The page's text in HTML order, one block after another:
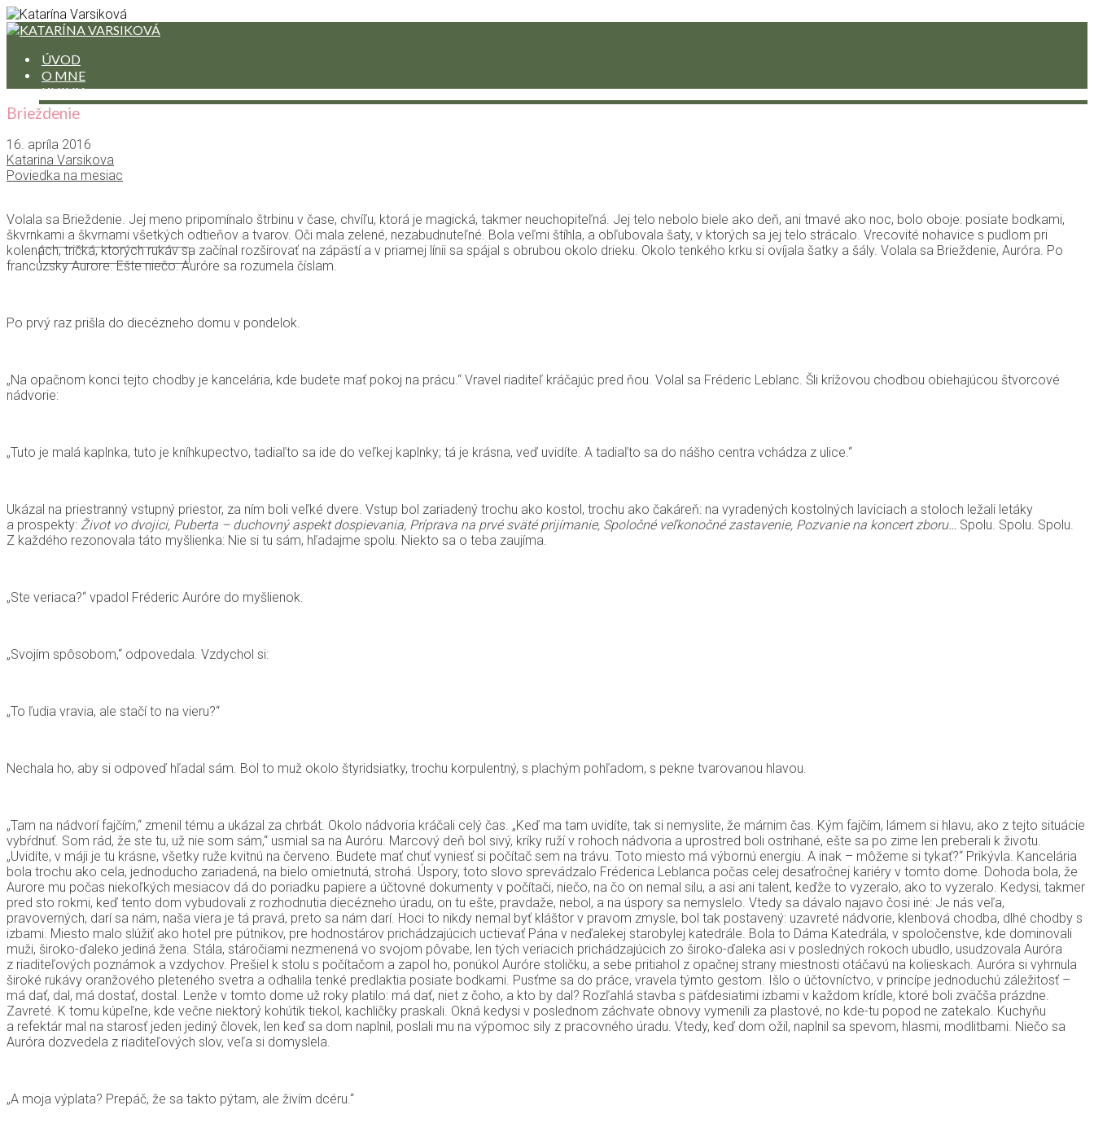
ÚVOD
O MNE
KNIHY
POVIEDKA NA MESIAC
RECENZIE NA KNIHY ČÍTANÝCH AUTOROV
ÚRYVKY Z RUKOPISOV
PREKLADY
BLOG
KONTAKT
Brieždenie
16. apríla 2016
Katarina Varsikova
Poviedka na mesiac
Volala sa Brieždenie. Jej meno pripomínalo štrbinu v čase, chvíľu, ktorá je magická, takmer neuchopiteľná. Jej telo nebolo biele ako deň, ani tmavé ako noc, bolo oboje: posiate bodkami,
škvrnkami a škvrnami všetkých odtieňov a tvarov. Oči mala zelené, nezabudnuteľné. Bola veľmi štíhla, a obľubovala šaty, v ktorých sa jej telo strácalo. Vrecovité nohavice s pudlom pri
kolenách, tričká, ktorých rukáv sa začínal rozširovať na zápästí a v priamej línii sa spájal s obrubou okolo drieku. Okolo tenkého krku si ovíjala šatky a šály. Volala sa Brieždenie, Auróra. Po
francúzsky Aurore. Ešte niečo: Auróre sa rozumela číslam.
Po prvý raz prišla do diecézneho domu v pondelok.
„Na opačnom konci tejto chodby je kancelária, kde budete mať pokoj na prácu.“ Vravel riaditeľ kráčajúc pred ňou. Volal sa Fréderic Leblanc. Šli krížovou chodbou obiehajúcou štvorcové
nádvorie:
„Tuto je malá kaplnka, tuto je kníhkupectvo, tadiaľto sa ide do veľkej kaplnky; tá je krásna, veď uvidíte. A tadiaľto sa do nášho centra vchádza z ulice.“
Ukázal na priestranný vstupný priestor, za ním boli veľké dvere. Vstup bol zariadený trochu ako kostol, trochu ako čakáreň: na vyradených kostolných laviciach a stoloch ležali letáky
a prospekty: Život vo dvojici, Puberta – duchovný aspekt dospievania, Príprava na prvé sväté prijímanie, Spoločné veľkonočné zastavenie, Pozvanie na koncert zboru… Spolu. Spolu. Spolu.
Z každého rezonovala táto myšlienka: Nie si tu sám, hľadajme spolu. Niekto sa o teba zaujíma.
„Ste veriaca?“ vpadol Fréderic Auróre do myšlienok.
„Svojím spôsobom,“ odpovedala. Vzdychol si:
„To ľudia vravia, ale stačí to na vieru?“
Nechala ho, aby si odpoveď hľadal sám. Bol to muž okolo štyridsiatky, trochu korpulentný, s plachým pohľadom, s pekne tvarovanou hlavou.
„Tam na nádvorí fajčím,“ zmenil tému a ukázal za chrbát. Okolo nádvoria kráčali celý čas. „Keď ma tam uvidíte, tak si nemyslite, že márnim čas. Kým fajčím, lámem si hlavu, ako z tejto situácie
vybŕdnuť. Som rád, že ste tu, už nie som sám,“ usmial sa na Auróru. Marcový deň bol sivý, kríky ruží v rohoch nádvoria a uprostred boli ostrihané, ešte sa po zime len preberali k životu.
„Uvidíte, v máji je tu krásne, všetky ruže kvitnú na červeno. Budete mať chuť vyniesť si počítač sem na trávu. Toto miesto má výbornú energiu. A inak – môžeme si tykať?“ Prikývla. Kancelária
bola trochu ako cela, jednoducho zariadená, na bielo omietnutá, strohá. Úspory, toto slovo sprevádzalo Fréderica Leblanca počas celej desaťročnej kariéry v tomto dome. Dohoda bola, že
Aurore mu počas niekoľkých mesiacov dá do poriadku papiere a účtovné dokumenty v počítači, niečo, na čo on nemal silu, a asi ani talent, keďže to vyzeralo, ako to vyzeralo. Kedysi, takmer
pred sto rokmi, keď tento dom vybudovali z rozhodnutia diecézneho úradu, on tu ešte, pravdaže, nebol, a na úspory sa nemyslelo. Vtedy sa dávalo najavo čosi iné: Je nás veľa,
pravoverných, darí sa nám, naša viera je tá pravá, preto sa nám darí. Hoci to nikdy nemal byť kláštor v pravom zmysle, bol tak postavený: uzavreté nádvorie, klenbová chodba, dlhé chodby s
izbami. Miesto malo slúžiť ako hotel pre pútnikov, pre hodnostárov prichádzajúcich uctievať Pána v neďalekej starobylej katedrále. Bola to Dáma Katedrála, v spoločenstve, kde dominovali
muži, široko-ďaleko jediná žena. Stála, stáročiami nezmenená vo svojom pôvabe, len tých veriacich prichádzajúcich zo široko-ďaleka asi v posledných rokoch ubudlo, usudzovala Auróra
z riaditeľových poznámok a vzdychov. Prešiel k stolu s počítačom a zapol ho, ponúkol Auróre stoličku, a sebe pritiahol z opačnej strany miestnosti otáčavú na kolieskach. Auróra si vyhrnula
široké rukávy oranžového pleteného svetra a odhalila tenké predlaktia posiate bodkami. Pusťme sa do práce, vravela týmto gestom. Išlo o účtovníctvo, v princípe jednoduchú záležitosť –
má dať, dal, má dostať, dostal. Lenže v tomto dome už roky platilo: má dať, niet z čoho, a kto by dal? Rozľahlá stavba s päťdesiatimi izbami v každom krídle, ktoré boli zväčša prázdne.
Zavreté. K tomu kúpeľne, kde večne niektorý kohútik tiekol, kachličky praskali. Okná kedysi v poslednom záchvate obnovy vymenili za plastové, no kde-tu popod ne zatekalo. Kuchyňu
a refektár mal na starosť jeden jediný človek, len keď sa dom naplnil, poslali mu na výpomoc sily z pracovného úradu. Vtedy, keď dom ožil, naplnil sa spevom, hlasmi, modlitbami. Niečo sa
Auróra dozvedela z riaditeľových slov, veľa si domyslela.
„A moja výplata? Prepáč, že sa takto pýtam, ale živím dcéru.“